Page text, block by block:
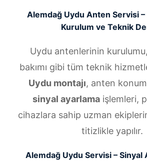
Alemdağ Uydu Anten Servisi
Kurulum ve Teknik
Uydu antenlerinin kurulumu,
bakımı gibi tüm teknik
Uydu montajı, anten
sinyal ayarlamaişlemleri,
cihazlara sahip uzman
titizlikle yapılır.
Alemdağ Uydu Servisi – Sinyal